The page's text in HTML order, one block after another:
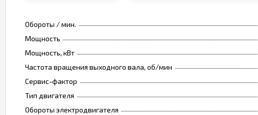
Обороты / мин.
Мощность
Мощность, кВт
Частота вращения выходного вала, об/мин
Сервис-фактор
Тип двигателя
Обороты электродвигателя